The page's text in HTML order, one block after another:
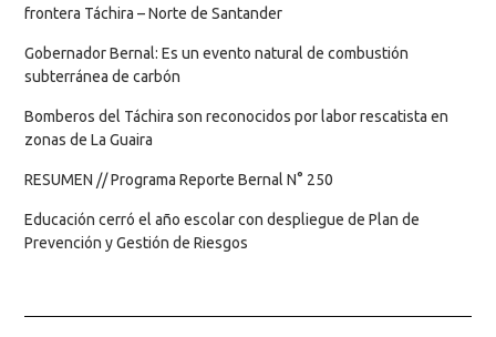
frontera Táchira – Norte de Santander
Gobernador Bernal: Es un evento natural de combustión
subterránea de carbón
Bomberos del Táchira son reconocidos por labor rescatista en
zonas de La Guaira
RESUMEN // Programa Reporte Bernal N° 250
Educación cerró el año escolar con despliegue de Plan de
Prevención y Gestión de Riesgos